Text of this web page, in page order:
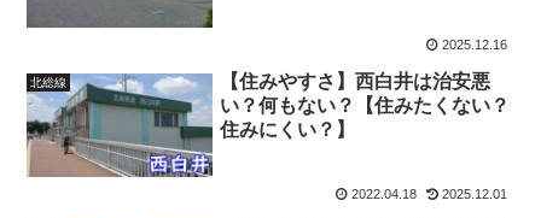
2025.12.16
北総線
【住みやすさ】西白井は治安悪
い？何もない？【住みたくない？
住みにくい？】
2022.04.18 2025.12.01